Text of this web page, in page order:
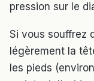
pression sur le
Si vous souffrez
légèrement la
les pieds